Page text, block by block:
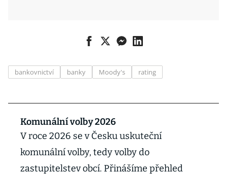
bankovnictví banky Moody's rating
Komunální volby 2026
V roce 2026 se v Česku uskuteční
komunální volby, tedy volby do
zastupitelstev obcí. Přinášíme přehled